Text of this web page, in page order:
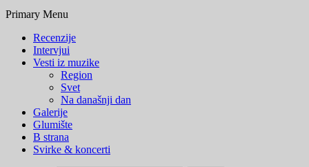
Primary Menu
Recenzije
Intervjui
Vesti iz muzike
Region
Svet
Na današnji dan
Galerije
Glumište
B strana
Svirke & koncerti